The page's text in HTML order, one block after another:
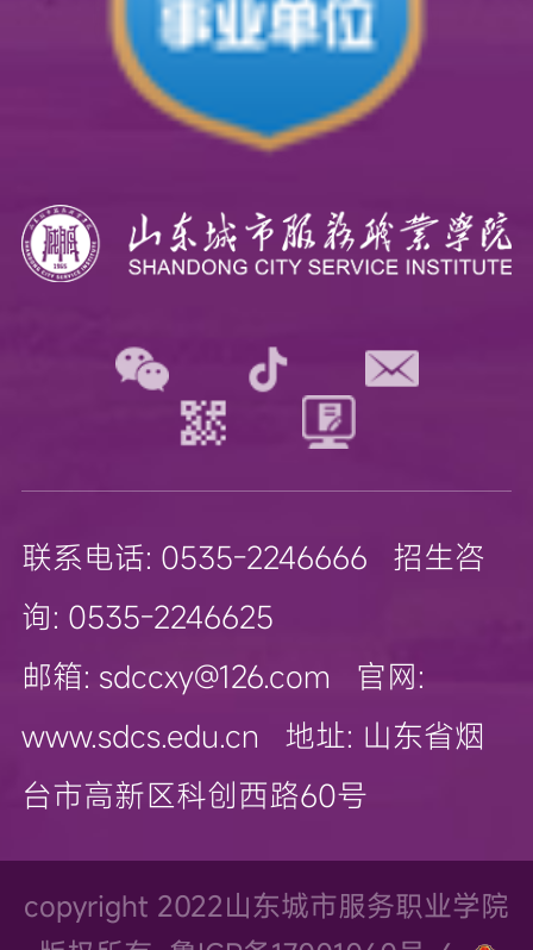
联系电话: 0535-2246666 招生咨
询: 0535-2246625
邮箱: sdccxy@126.com 官网:
www.sdcs.edu.cn 地址: 山东省烟
台市高新区科创西路60号
copyright 2022山东城市服务职业学院